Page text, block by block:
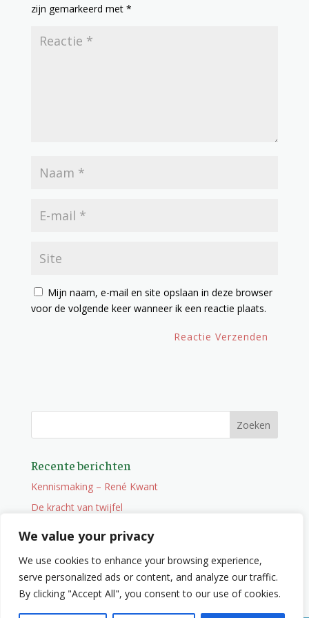
We value your privacy
We use cookies to enhance your browsing experience,
serve personalized ads or content, and analyze our traffic.
By clicking "Accept All", you consent to our use of cookies.
zijn gemarkeerd met *
Mijn naam, e-mail en site opslaan in deze browser
voor de volgende keer wanneer ik een reactie plaats.
Recente berichten
Kennismaking – René Kwant
De kracht van twijfel
Onderweg
Wat je niet zocht maar wel vindt